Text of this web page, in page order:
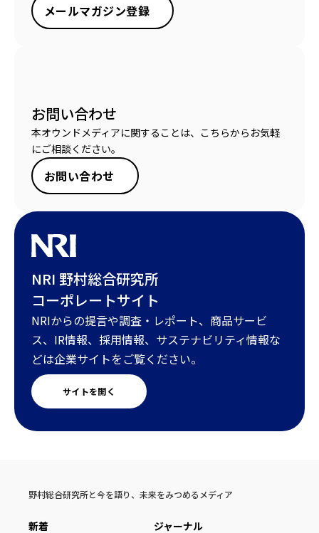
メールマガジン登録
お問い合わせ
本オウンドメディアに関することは、こちらからお気軽
にご相談ください。
お問い合わせ
NRI 野村総合研究所
コーポレートサイト
NRIからの提言や調査・レポート、商品サービ
ス、IR情報、採用情報、サステナビリティ情報な
どは企業サイトをご覧ください。
サイトを開く
野村総合研究所と今を語り、未来をみつめるメディア
新着 ジャーナル